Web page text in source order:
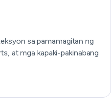
sa pamamagitan ng
at mga kapaki-pakinabang